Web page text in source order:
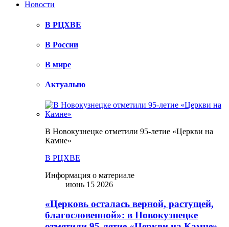
Новости
В РЦХВЕ
В России
В мире
Актуально
В Новокузнецке отметили 95-летие «Церкви на
Камне»
В РЦХВЕ
Информация о материале
июнь 15 2026
«Церковь осталась верной, растущей,
благословенной»: в Новокузнецке